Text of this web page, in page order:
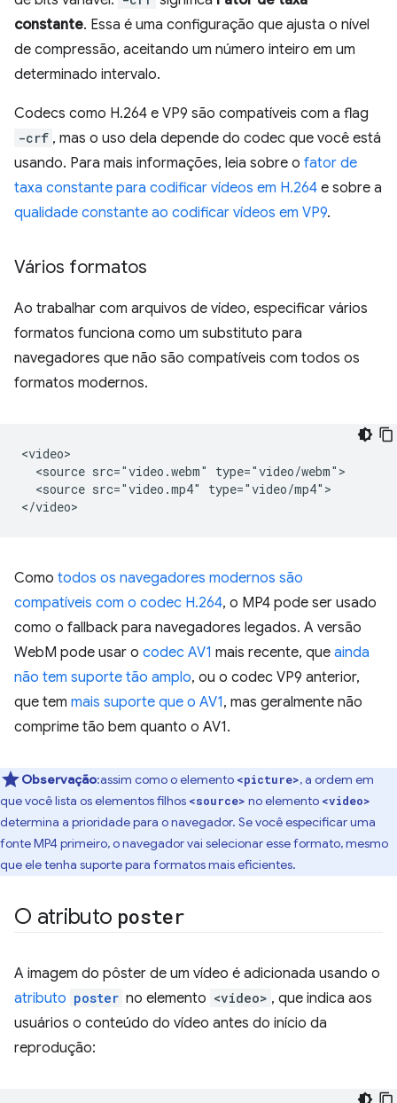
constante. Essa é uma configuração que ajusta o nível
de compressão, aceitando um número inteiro em um
determinado intervalo.
Codecs como H.264 e VP9 são compatíveis com a flag
-crf , mas o uso dela depende do codec que você está
usando. Para mais informações, leia sobre o fator de
taxa constante para codificar vídeos em H.264 e sobre a
qualidade constante ao codificar vídeos em VP9.
Vários formatos
Ao trabalhar com arquivos de vídeo, especificar vários
formatos funciona como um substituto para
navegadores que não são compatíveis com todos os
formatos modernos.
<video>
  <source src="video.webm" type="video/webm">
  <source src="video.mp4" type="video/mp4">
Como todos os navegadores modernos são
compatíveis com o codec H.264, o MP4 pode ser usado
como o fallback para navegadores legados. A versão
WebM pode usar o codec AV1 mais recente, que ainda
não tem suporte tão amplo, ou o codec VP9 anterior,
que tem mais suporte que o AV1, mas geralmente não
comprime tão bem quanto o AV1.
Observação:assim como o elemento <picture>, a ordem em
que você lista os elementos filhos <source> no elemento <video>
determina a prioridade para o navegador. Se você especificar uma
fonte MP4 primeiro, o navegador vai selecionar esse formato, mesmo
que ele tenha suporte para formatos mais eficientes.
O atributo poster
A imagem do pôster de um vídeo é adicionada usando o
atributo poster no elemento <video> , que indica aos
usuários o conteúdo do vídeo antes do início da
reprodução: